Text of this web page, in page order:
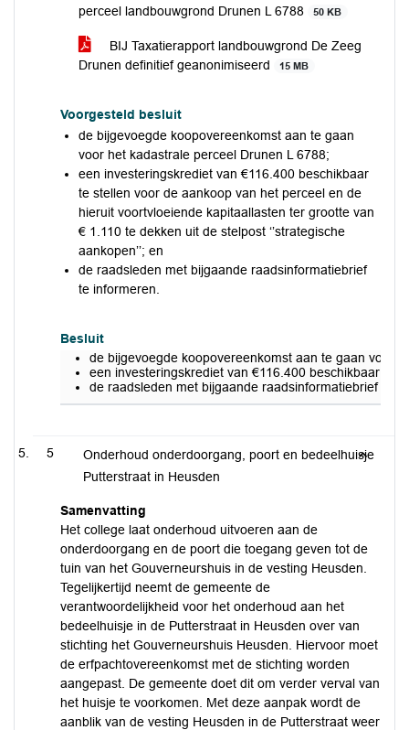
perceel landbouwgrond Drunen L 6788 50 KB
BIJ Taxatierapport landbouwgrond De Zeeg
Drunen definitief geanonimiseerd
15 MB
Voorgesteld besluit
de bijgevoegde koopovereenkomst aan te gaan
voor het kadastrale perceel Drunen L 6788;
een investeringskrediet van €116.400 beschikbaar
te stellen voor de aankoop van het perceel en de
hieruit voortvloeiende kapitaallasten ter grootte van
€ 1.110 te dekken uit de stelpost ‘’strategische
aankopen’’; en
de raadsleden met bijgaande raadsinformatiebrief
te informeren.
Besluit
de bijgevoegde koopovereenkomst aan te gaan voor
een investeringskrediet van €116.400 beschikbaar te
de raadsleden met bijgaande raadsinformatiebrief te
5
Onderhoud onderdoorgang, poort en bedeelhuisje
Putterstraat in Heusden
Samenvatting
Het college laat onderhoud uitvoeren aan de
onderdoorgang en de poort die toegang geven tot de
tuin van het Gouverneurshuis in de vesting Heusden.
Tegelijkertijd neemt de gemeente de
verantwoordelijkheid voor het onderhoud aan het
bedeelhuisje in de Putterstraat in Heusden over van
stichting het Gouverneurshuis Heusden. Hiervoor moet
de erfpachtovereenkomst met de stichting worden
aangepast. De gemeente doet dit om verder verval van
het huisje te voorkomen. Met deze aanpak wordt de
aanblik van de vesting Heusden in de Putterstraat weer